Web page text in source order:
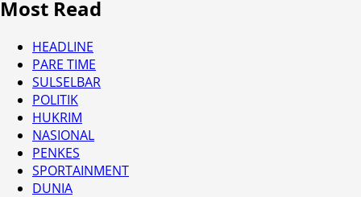
Most Read
HEADLINE
PARE TIME
SULSELBAR
POLITIK
HUKRIM
NASIONAL
PENKES
SPORTAINMENT
DUNIA